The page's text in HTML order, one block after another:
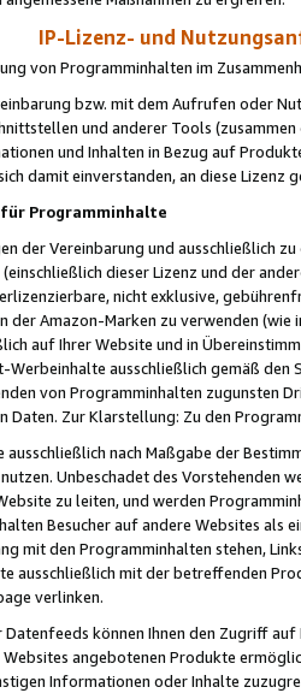
IP-Lizenz- und
von Programminhalten im
bzw. mit dem Aufrufen oder
und anderer Tools (zusammen
und Inhalten in Bezug auf
damit einverstanden, an diese Lizenz
Programminhalte
der Vereinbarung und ausschließlich
dieser Lizenz und der
nicht exklusive,
der Amazon-Marken zu verwenden
auf Ihrer Website und in
Werbeinhalte ausschließlich gemäß
von Programminhalten zugunsten
Daten. Zur Klarstellung: Zu den
nach Maßgabe der
Unbeschadet des Vorstehenden
zu leiten, und werden
Besucher auf andere Websites als
mit den Programminhalten stehen,
ausschließlich mit der betreffenden
verlinken.
Datenfeeds können Ihnen den Zugriff
angebotenen Produkte
Informationen oder Inhalte